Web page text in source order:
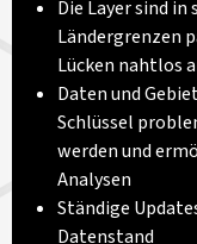
Die Layer sind
Ländergrenzen
Lücken nahtlos
Daten und
Schlüssel
werden und
Analysen
Ständige
Datenstand